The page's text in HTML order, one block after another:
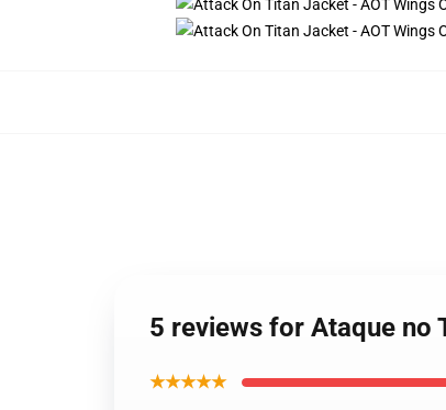
5 reviews for Ataque no
★★★★★